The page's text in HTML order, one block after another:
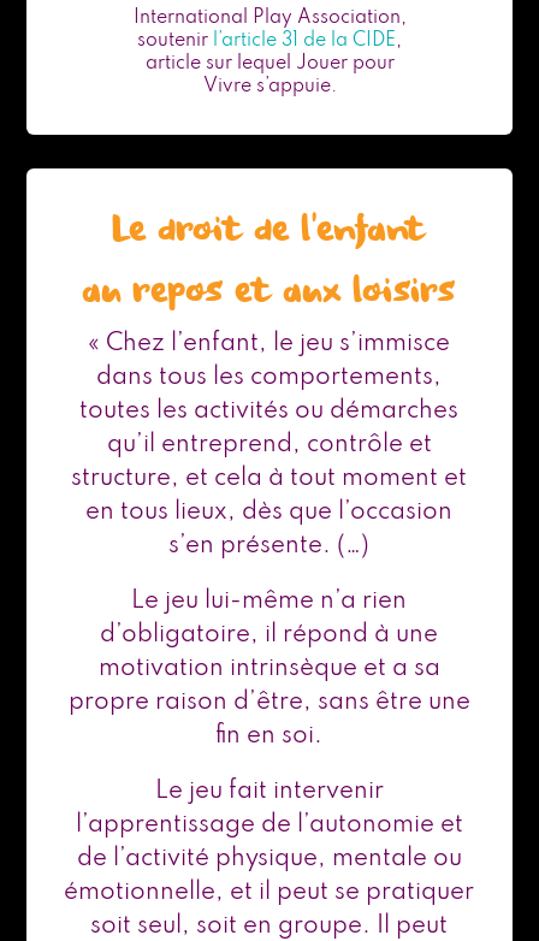
International Play Association,
soutenir
l’article 31 de la CIDE,
article sur lequel Jouer pour
Vivre s’appuie.
Le droit de l’enfant
au repos et aux loisirs
« Chez l’enfant, le jeu s’immisce
dans tous les comportements,
toutes les activités ou démarches
qu’il entreprend, contrôle et
structure, et cela à tout moment et
en tous lieux, dès que l’occasion
s’en présente. (…)
Le jeu lui-même n’a rien
d’obligatoire, il répond à une
motivation intrinsèque et a sa
propre raison d’être, sans être une
fin en soi.
Le jeu fait intervenir
l’apprentissage de l’autonomie et
de l’activité physique, mentale ou
émotionnelle, et il peut se pratiquer
soit seul, soit en groupe. Il peut